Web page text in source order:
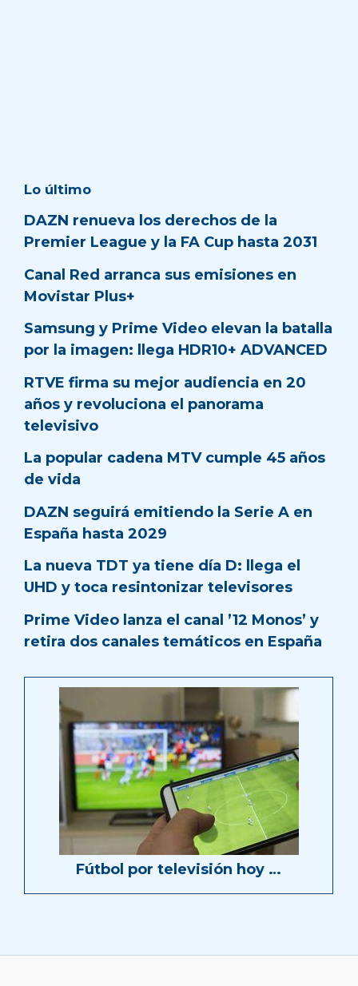
Lo último
DAZN renueva los derechos de la
Premier League y la FA Cup hasta 2031
Canal Red arranca sus emisiones en
Movistar Plus+
Samsung y Prime Video elevan la batalla
por la imagen: llega HDR10+ ADVANCED
RTVE firma su mejor audiencia en 20
años y revoluciona el panorama
televisivo
La popular cadena MTV cumple 45 años
de vida
DAZN seguirá emitiendo la Serie A en
España hasta 2029
La nueva TDT ya tiene día D: llega el
UHD y toca resintonizar televisores
Prime Video lanza el canal ’12 Monos’ y
retira dos canales temáticos en España
Fútbol por televisión hoy …